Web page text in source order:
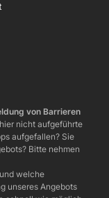
von Barrieren
nicht aufgeführte
aufgefallen? Sie
Bitte nehmen
welche
unseres Angebots